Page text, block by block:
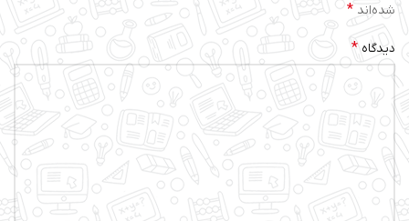
شده‌اند *
دیدگاه *